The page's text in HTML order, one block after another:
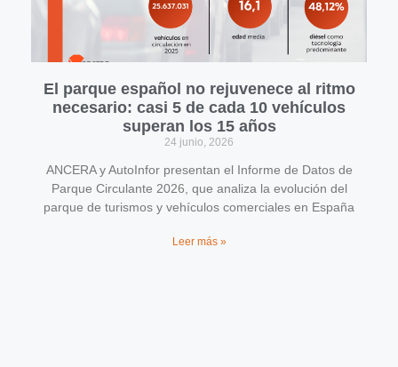
El parque español no rejuvenece al ritmo
necesario: casi 5 de cada 10 vehículos
superan los 15 años
24 junio, 2026
ANCERA y AutoInfor presentan el Informe de Datos de
Parque Circulante 2026, que analiza la evolución del
parque de turismos y vehículos comerciales en España
Leer más »